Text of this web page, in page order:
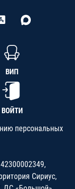
ВИП
ВОЙТИ
персональных
Сириус,